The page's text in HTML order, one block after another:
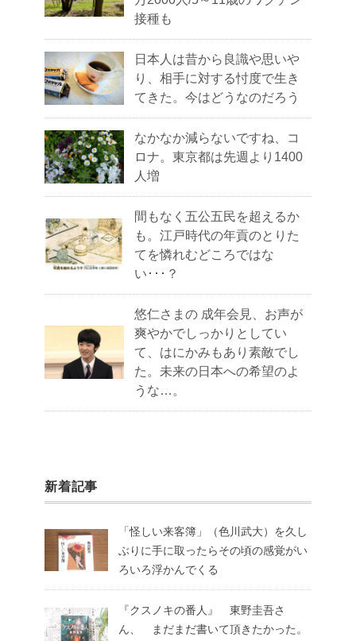
接種も
日本人は昔から良識や思いや
り、相手に対する忖度で生き
てきた。今はどうなのだろう
なかなか減らないですね、コ
ロナ。東京都は先週より1400
人増
間もなく五公五民を超えるか
も。江戸時代の年貢のとりた
てを憐れむどころではな
い･･･？
悠仁さまの 成年会見、お声が
爽やかでしっかりとしてい
て、はにかみもあり素敵でし
た。未来の日本への希望のよ
うな…。
新着記事
「怪しい来客簿」（色川武大）を久し
ぶりに手に取ったらその頃の感覚がい
ろいろ浮かんでくる
『クスノキの番人』 東野圭吾さ
ん、 まだまだ書いて頂きたかった。